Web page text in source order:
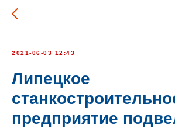
2021-06-03 12:43
Липецкое
предприятие